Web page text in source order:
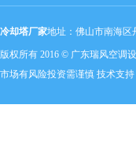
冷却塔厂家地址：佛山市南海区
版权所有 2016 © 广东瑞风空调
市场有风险投资需谨慎 技术支持